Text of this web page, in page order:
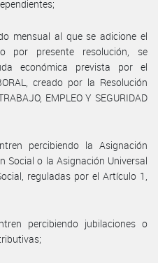
mensual al que se adicione el
por presente resolución, se
económica prevista por el
creado por la Resolución
EMPLEO Y SEGURIDAD
percibiendo la Asignación
Social o la Asignación Universal
reguladas por el Artículo 1,
percibiendo jubilaciones o